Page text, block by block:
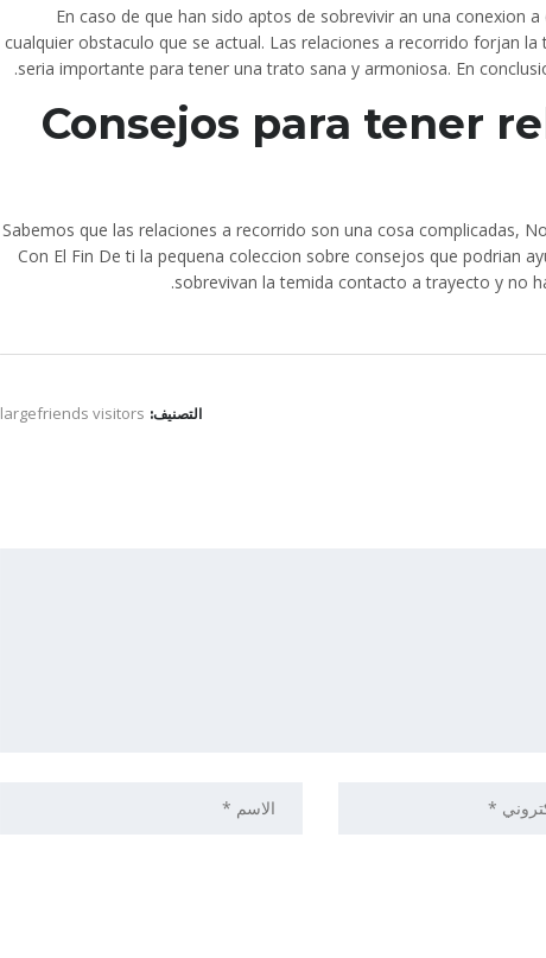
En caso de que han sido aptos de sobrevivir an una conexion
cualquier obstaculo que se actual. Las relaciones a recorrido forjan
seri­a importante para tener una trato sana y armoniosa. En
Consejos para tener
Sabemos que las relaciones a recorrido son una cosa complicadas,
Con El Fin De ti la pequena coleccion sobre consejos que podrian
sobrevivan la temida contacto a trayecto y no
التصنيف: largefriends visitors